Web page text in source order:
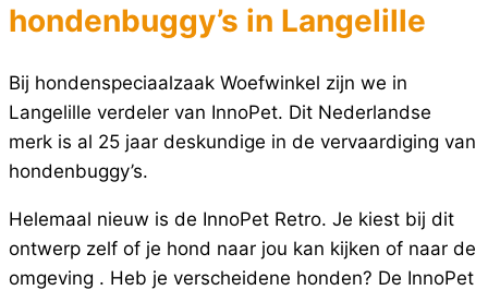
hondenbuggy’s in Langelille
Bij hondenspeciaalzaak Woefwinkel zijn we in
Langelille verdeler van InnoPet. Dit Nederlandse
merk is al 25 jaar deskundige in de vervaardiging van
hondenbuggy’s.
Helemaal nieuw is de InnoPet Retro. Je kiest bij dit
ontwerp zelf of je hond naar jou kan kijken of naar de
omgeving . Heb je verscheidene honden? De InnoPet